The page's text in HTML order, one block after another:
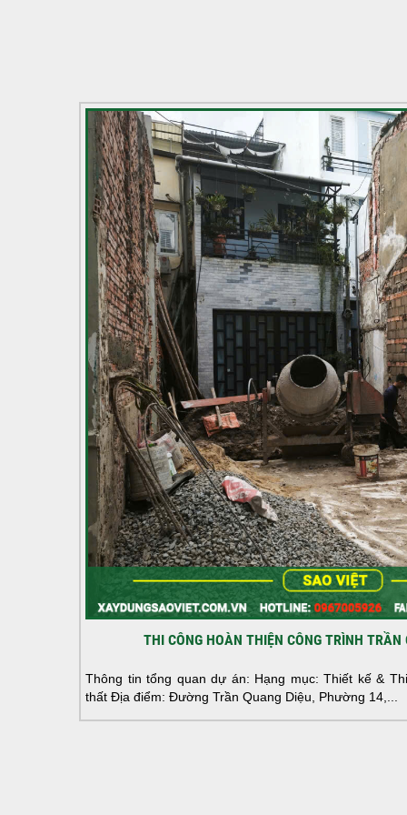
THI CÔNG HOÀN THIỆN CÔNG TRÌNH TRẦN
Thông tin tổng quan dự án: Hạng mục: Thiết kế &
thất Địa điểm: Đường Trần Quang Diệu, Phường 14,...